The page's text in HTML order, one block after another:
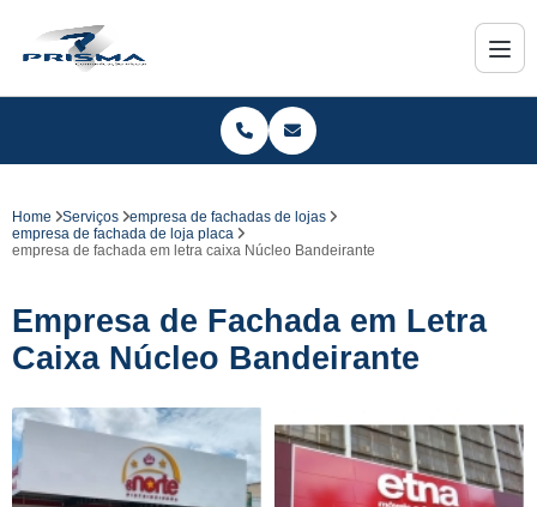
Home Serviços
empresa de fachadas de lojas
empresa de fachada de loja placa
empresa de fachada em letra caixa Núcleo Bandeirante
Empresa de Fachada em Letra
Caixa Núcleo Bandeirante